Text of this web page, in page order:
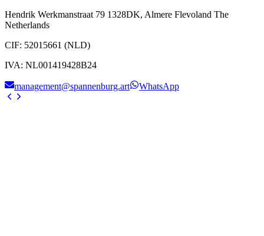
Hendrik Werkmanstraat 79 1328DK, Almere Flevoland The
Netherlands
CIF: 52015661 (NLD)
IVA: NL001419428B24
management@spannenburg.art WhatsApp